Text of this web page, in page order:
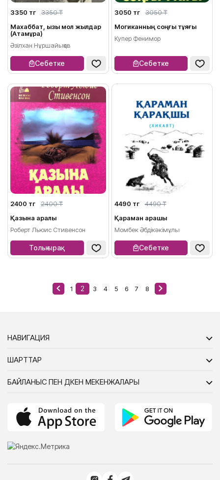
3350 тг
3350 ₸
Махаббат, қызық мол жылдар
(Атамұра)
Әзілхан Нұршайықов
Себетке
3050 тг
3050 ₸
Могиканның соңғы тұяғы
Купер Фенимор
Себетке
2400 тг
2400 ₸
Қазына аралы
Роберт Льюис Стивенсон
Толығырақ
4490 тг
4490 ₸
Қараман қарақшы
Момбек Әбдікәкімұлы
Себетке
1 2 3 4 5 6 7 8
НАВИГАЦИЯ
ШАРТТАР
БАЙЛАНЫС ПЕН ДҮКЕН МЕКЕНЖАЛАРЫ